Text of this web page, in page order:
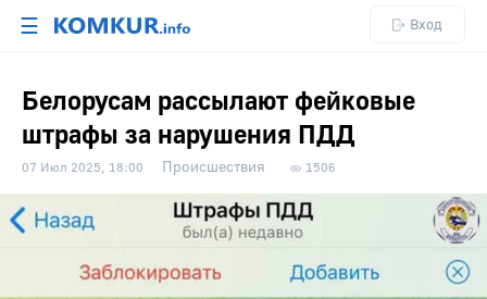
☰ Вход
Белорусам рассылают фейковые
штрафы за нарушения ПДД
07 Июл 2025, 18:00 Происшествия 1506